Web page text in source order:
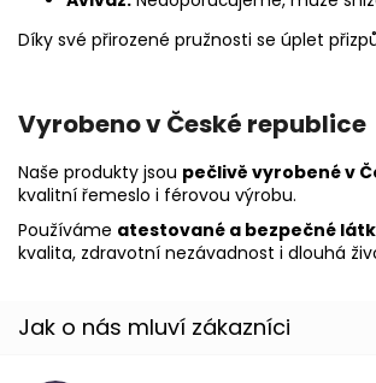
Díky své přirozené pružnosti se úplet
Vyrobeno v České republice
Naše produkty jsou pečlivě vyrobené v
kvalitní řemeslo i férovou výrobu.
Používáme atestované a bezpečné
kvalita, zdravotní nezávadnost i dlouhá